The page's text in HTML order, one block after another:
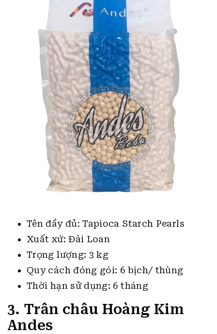
Tên đầy đủ: Tapioca Starch Pearls
Xuất xứ: Đài Loan
Trọng lượng: 3 kg
Quy cách đóng gói: 6 bịch/ thùng
Thời hạn sử dụng: 6 tháng
3. Trân châu Hoàng Kim
Andes